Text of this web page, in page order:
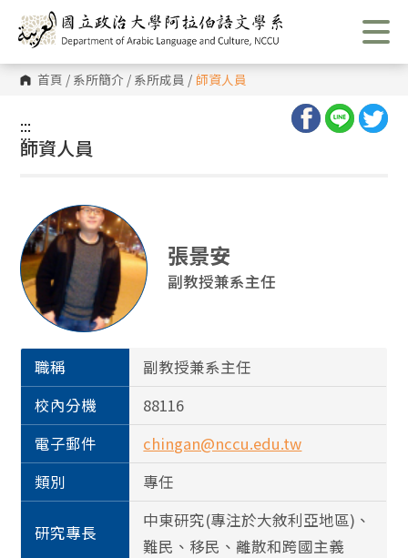
跳
到
主
內
容 首頁 / 系所簡介 / 系所成員 / 師資人員
:::
:::
師資人員
張景安
副教授兼系主任
職稱
副教授兼系主任
校內分機
88116
電子郵件
chingan@nccu.edu.tw
類別
專任
研究專長
中東研究(專注於大敘利亞地區)、
難民、移民、離散和跨國主義